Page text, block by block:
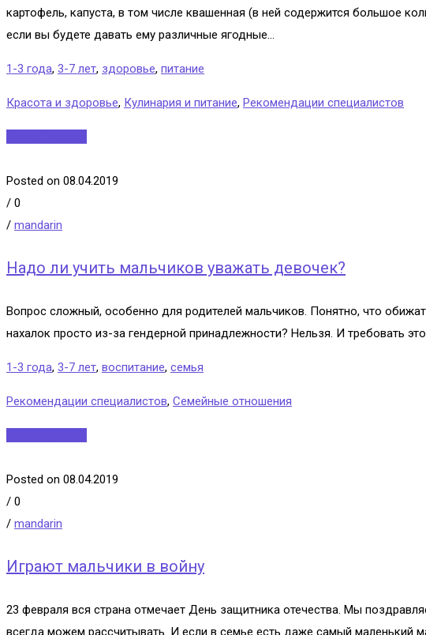
картофель, капуста, в том числе квашенная (в ней содержится большое
если вы будете давать ему различные ягодные...
1-3 года, 3-7 лет, здоровье, питание
Красота и здоровье, Кулинария и питание, Рекомендации специалистов
Posted on 08.04.2019
/ 0
/ mandarin
Надо ли учить мальчиков уважать девочек?
Вопрос сложный, особенно для родителей мальчиков. Понятно, что
нахалок просто из-за гендерной принадлежности? Нельзя. И требовать
1-3 года, 3-7 лет, воспитание, семья
Рекомендации специалистов, Семейные отношения
Posted on 08.04.2019
/ 0
/ mandarin
Играют мальчики в войну
23 февраля вся страна отмечает День защитника отечества. Мы
всегда можем рассчитывать. И если в семье есть даже самый маленький